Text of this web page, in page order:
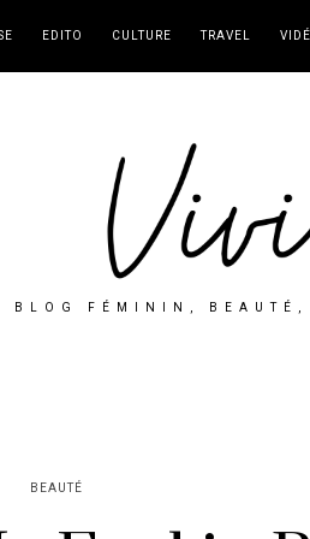
EDITO CULTURE TRAVEL
BLOG FÉMININ, BEAUTÉ,
BEAUTÉ